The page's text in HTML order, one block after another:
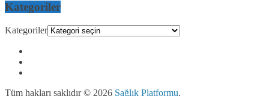
Kategoriler
Kategoriler
Tüm hakları saklıdır © 2026 Sağlık Platformu.